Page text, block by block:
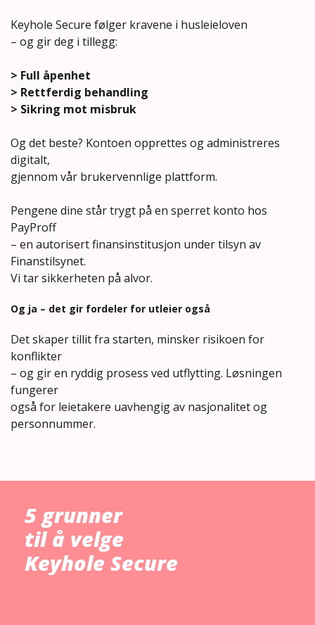
Keyhole Secure følger kravene i husleieloven
– og gir deg i tillegg:
> Full åpenhet
> Rettferdig behandling
> Sikring mot misbruk
Og det beste? Kontoen opprettes og administreres
digitalt,
gjennom vår brukervennlige plattform.
Pengene dine står trygt på en sperret konto hos
PayProff
– en autorisert finansinstitusjon under tilsyn av
Finanstilsynet.
Vi tar sikkerheten på alvor.
Og ja – det gir fordeler for utleier også
Det skaper tillit fra starten, minsker risikoen for
konflikter
– og gir en ryddig prosess ved utflytting. Løsningen
fungerer
også for leietakere uavhengig av nasjonalitet og
personnummer.
5 grunner
til å velge
Keyhole Secure